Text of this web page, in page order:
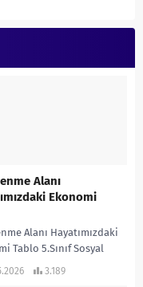
Alanı
Ekonomi
Alanı Hayatımızdaki
Tablo 5.Sınıf Sosyal
Kitabı 5. Öğrenme
3.189